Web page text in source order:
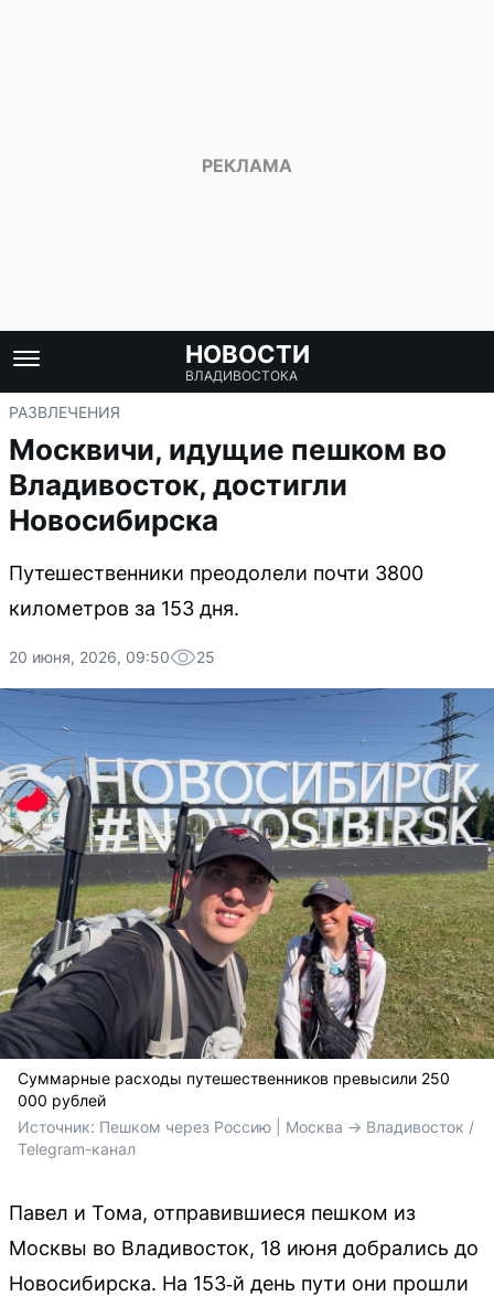
НОВОСТИ
ВЛАДИВОСТОКА
РАЗВЛЕЧЕНИЯ
Москвичи, идущие пешком во
Владивосток, достигли
Новосибирска
Путешественники преодолели почти 3800
километров за 153 дня.
20 июня, 2026, 09:50 25
Суммарные расходы путешественников превысили 250
000 рублей
Источник: Пешком через Россию | Москва -> Владивосток /
Telegram-канал
Павел и Тома, отправившиеся пешком из
Москвы во Владивосток, 18 июня добрались до
Новосибирска. На 153‑й день пути они прошли